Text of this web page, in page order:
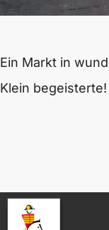
Ein Markt in
Klein begeisterte!